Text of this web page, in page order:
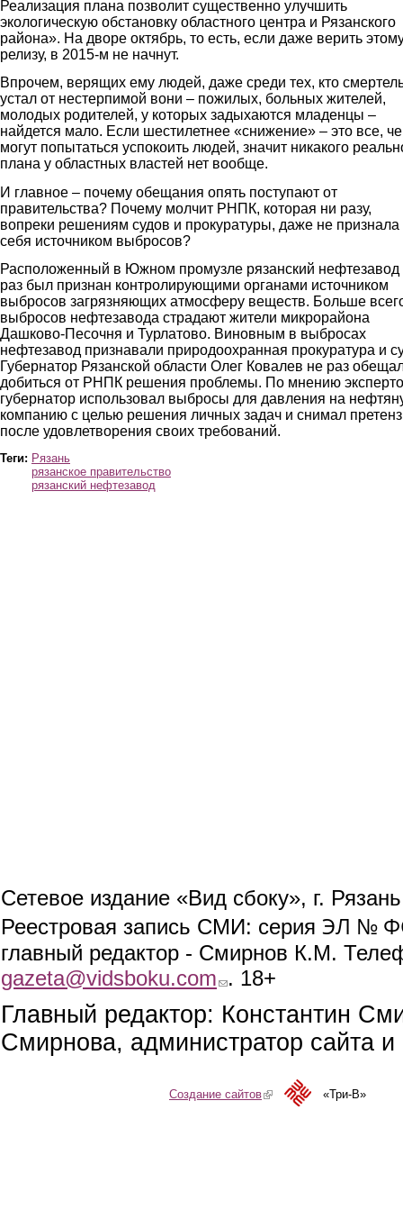
Реализация плана позволит существенно улучшить
экологическую обстановку областного центра и Рязанского
района». На дворе октябрь, то есть, если даже верить
релизу, в 2015-м не начнут.
Впрочем, верящих ему людей, даже среди тех, кто
устал от нестерпимой вони – пожилых, больных жителей,
молодых родителей, у которых задыхаются младенцы –
найдется мало. Если шестилетнее «снижение» – это все,
могут попытаться успокоить людей, значит никакого
плана у областных властей нет вообще.
И главное – почему обещания опять поступают от
правительства? Почему молчит РНПК, которая ни разу,
вопреки решениям судов и прокуратуры, даже не признала
себя источником выбросов?
Расположенный в Южном промузле рязанский нефтезавод
раз был признан контролирующими органами источником
выбросов загрязняющих атмосферу веществ. Больше
выбросов нефтезавода страдают жители микрорайона
Дашково-Песочня и Турлатово. Виновным в выбросах
нефтезавод признавали природоохранная прокуратура и
Губернатор Рязанской области Олег Ковалев не раз
добиться от РНПК решения проблемы. По мнению
губернатор использовал выбросы для давления на
компанию с целью решения личных задач и снимал
после удовлетворения своих требований.
Теги: Рязань
рязанское правительство
рязанский нефтезавод
Сетевое издание «Вид сбоку», г.
Реестровая запись СМИ: серия ЭЛ №
главный редактор - Смирнов К.М.
gazeta@vidsboku.com (link sends e-mail)
. 18+
Главный редактор: Константин
Смирнова, администратор сайта
Создание сайтов(link is external)«Три-В»